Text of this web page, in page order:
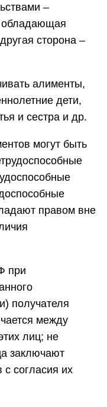
–
обладающая
сторона –
алименты,
дети,
и сестра и др.
могут быть
правом вне
при
получателя
между
лиц; не
заключают
согласия их